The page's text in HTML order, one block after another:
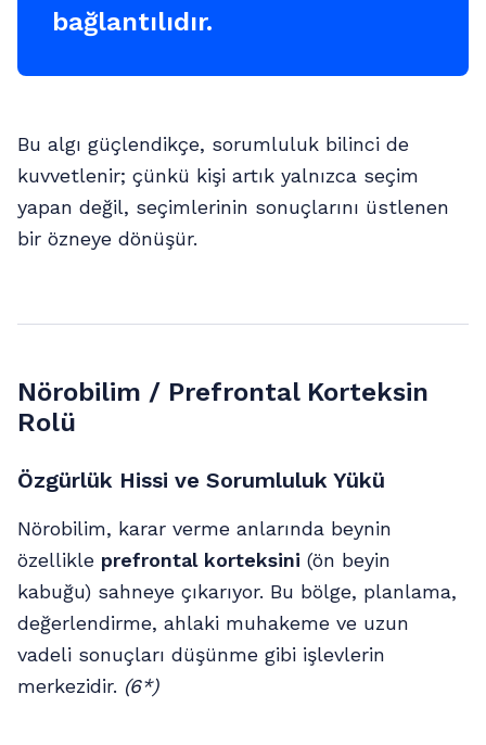
bağlantılıdır.
Bu algı güçlendikçe, sorumluluk bilinci de
kuvvetlenir; çünkü kişi artık yalnızca seçim
yapan değil, seçimlerinin sonuçlarını üstlenen
bir özneye dönüşür.
Nörobilim / Prefrontal Korteksin
Rolü
Özgürlük Hissi ve Sorumluluk Yükü
Nörobilim, karar verme anlarında beynin
özellikle prefrontal korteksini (ön beyin
kabuğu) sahneye çıkarıyor. Bu bölge, planlama,
değerlendirme, ahlaki muhakeme ve uzun
vadeli sonuçları düşünme gibi işlevlerin
merkezidir. (6*)